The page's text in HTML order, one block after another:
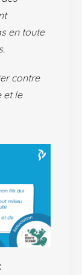
en toute
contre
et le